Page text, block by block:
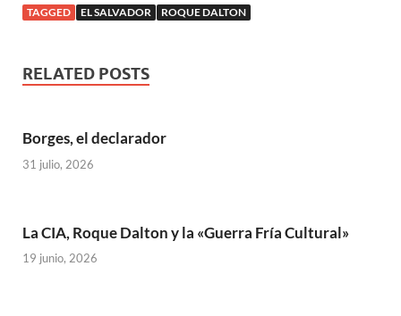
TAGGED EL SALVADOR ROQUE DALTON
RELATED POSTS
Borges, el declarador
31 julio, 2026
La CIA, Roque Dalton y la «Guerra Fría Cultural»
19 junio, 2026